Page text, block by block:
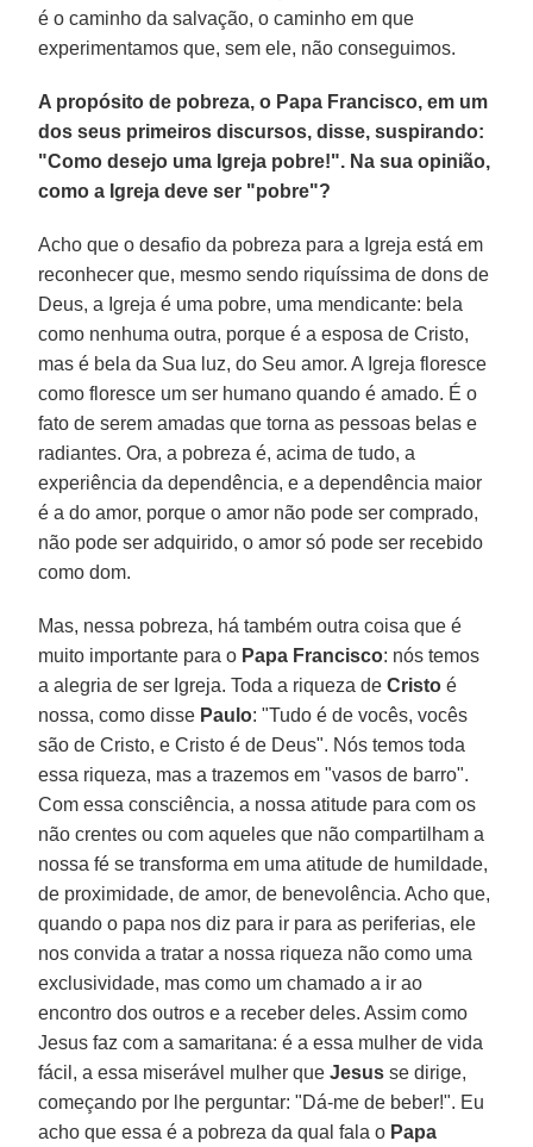
é o caminho da salvação, o caminho em que
experimentamos que, sem ele, não conseguimos.
A propósito de pobreza, o Papa Francisco, em um
dos seus primeiros discursos, disse, suspirando:
"Como desejo uma Igreja pobre!". Na sua opinião,
como a Igreja deve ser "pobre"?
Acho que o desafio da pobreza para a Igreja está em
reconhecer que, mesmo sendo riquíssima de dons de
Deus, a Igreja é uma pobre, uma mendicante: bela
como nenhuma outra, porque é a esposa de Cristo,
mas é bela da Sua luz, do Seu amor. A Igreja floresce
como floresce um ser humano quando é amado. É o
fato de serem amadas que torna as pessoas belas e
radiantes. Ora, a pobreza é, acima de tudo, a
experiência da dependência, e a dependência maior
é a do amor, porque o amor não pode ser comprado,
não pode ser adquirido, o amor só pode ser recebido
como dom.
Mas, nessa pobreza, há também outra coisa que é
muito importante para o Papa Francisco: nós temos
a alegria de ser Igreja. Toda a riqueza deCristo é
nossa, como disse Paulo: "Tudo é de vocês, vocês
são de Cristo, e Cristo é de Deus". Nós temos toda
essa riqueza, mas a trazemos em "vasos de barro".
Com essa consciência, a nossa atitude para com os
não crentes ou com aqueles que não compartilham a
nossa fé se transforma em uma atitude de humildade,
de proximidade, de amor, de benevolência. Acho que,
quando o papa nos diz para ir para as periferias, ele
nos convida a tratar a nossa riqueza não como uma
exclusividade, mas como um chamado a ir ao
encontro dos outros e a receber deles. Assim como
Jesus faz com a samaritana: é a essa mulher de vida
fácil, a essa miserável mulher queJesus se dirige,
começando por lhe perguntar: "Dá-me de beber!". Eu
acho que essa é a pobreza da qual fala o Papa